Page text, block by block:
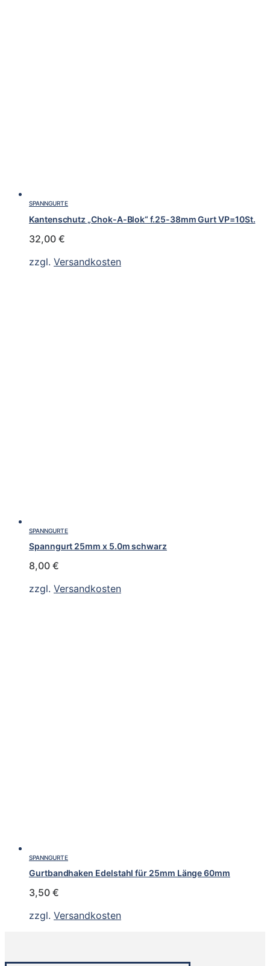
SPANNGURTE
Kantenschutz „Chok-A-Blok“ f.25-38mm Gurt VP=10St.
32,00 €
zzgl. Versandkosten
SPANNGURTE
Spanngurt 25mm x 5.0m schwarz
8,00 €
zzgl. Versandkosten
SPANNGURTE
Gurtbandhaken Edelstahl für 25mm Länge 60mm
3,50 €
zzgl. Versandkosten